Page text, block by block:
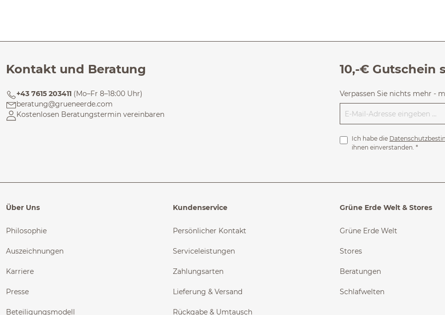
Kontakt und Beratung
+43 7615 203411 (Mo–Fr 8–18:00 Uhr)
beratung@grueneerde.com
Kostenlosen Beratungstermin vereinbaren
10,-€ Gutschein
Verpassen Sie nichts mehr -
Ich habe die
ihnen einverstanden. *
Über Uns
Philosophie
Auszeichnungen
Karriere
Presse
Beteiligungsmodell
Kundenservice
Persönlicher Kontakt
Serviceleistungen
Zahlungsarten
Lieferung & Versand
Rückgabe & Umtausch
Grüne Erde Welt & Stores
Grüne Erde Welt
Stores
Beratungen
Schlafwelten